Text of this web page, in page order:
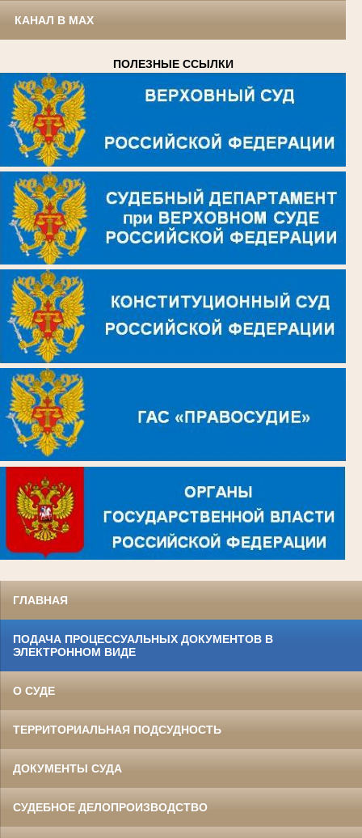
КАНАЛ В MAX
ПОЛЕЗНЫЕ ССЫЛКИ
ГЛАВНАЯ
ПОДАЧА ПРОЦЕССУАЛЬНЫХ ДОКУМЕНТОВ В
ЭЛЕКТРОННОМ ВИДЕ
О СУДЕ
ТЕРРИТОРИАЛЬНАЯ ПОДСУДНОСТЬ
ДОКУМЕНТЫ СУДА
СУДЕБНОЕ ДЕЛОПРОИЗВОДСТВО